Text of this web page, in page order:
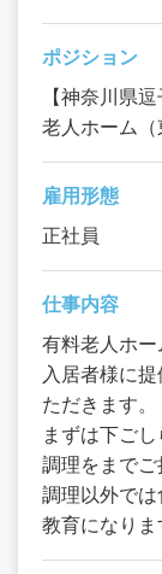
ポジション
【神奈川県
老人ホーム（
雇用形態
正社員
仕事内容
有料老人ホ
入居者様に
ただきます。
まずは下ご
調理をまでご
調理以外で
教育になりま